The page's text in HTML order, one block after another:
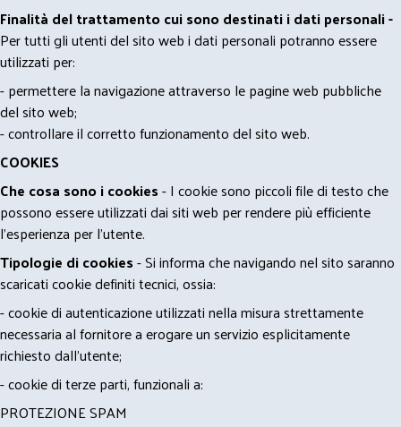
Finalità del trattamento cui sono destinati i dati personali -
Per tutti gli utenti del sito web i dati personali potranno essere
utilizzati per:
- permettere la navigazione attraverso le pagine web pubbliche
del sito web;
- controllare il corretto funzionamento del sito web.
COOKIES
Che cosa sono i cookies- I cookie sono piccoli file di testo che
possono essere utilizzati dai siti web per rendere più efficiente
l'esperienza per l'utente.
Tipologie di cookies- Si informa che navigando nel sito saranno
scaricati cookie definiti tecnici, ossia:
- cookie di autenticazione utilizzati nella misura strettamente
necessaria al fornitore a erogare un servizio esplicitamente
richiesto dall'utente;
- cookie di terze parti, funzionali a:
PROTEZIONE SPAM